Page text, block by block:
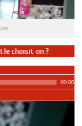
le choisit-on ?
00:00